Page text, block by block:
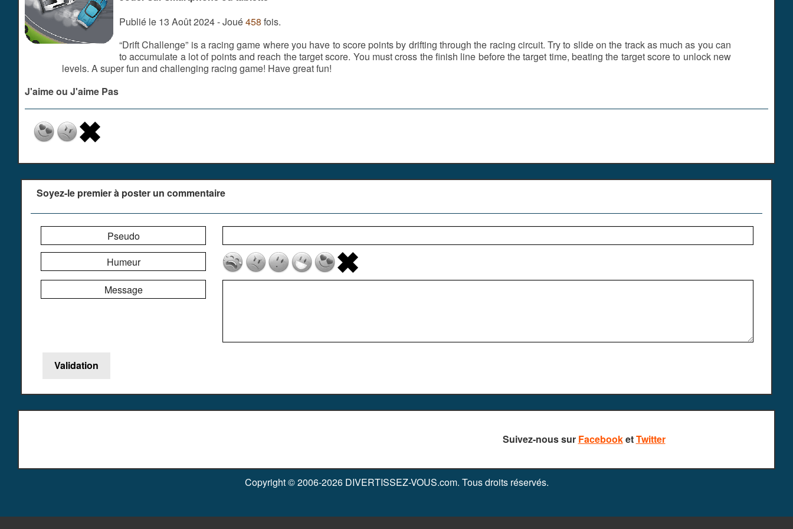
Publié le 13 Août 2024 - Joué458 fois.
“Drift Challenge” is a racing game where you have to score points by drifting through the racing circuit. Try to slide on the track as much as you can
to accumulate a lot of points and reach the target score. You must cross the finish line before the target time, beating the target score to unlock new
levels. A super fun and challenging racing game! Have great fun!
J'aime ou J'aime Pas
Soyez-le premier à poster un commentaire
Pseudo
Humeur
Message
Suivez-nous sur FacebooketTwitter
Copyright © 2006-2026 DIVERTISSEZ-VOUS.com. Tous droits réservés.